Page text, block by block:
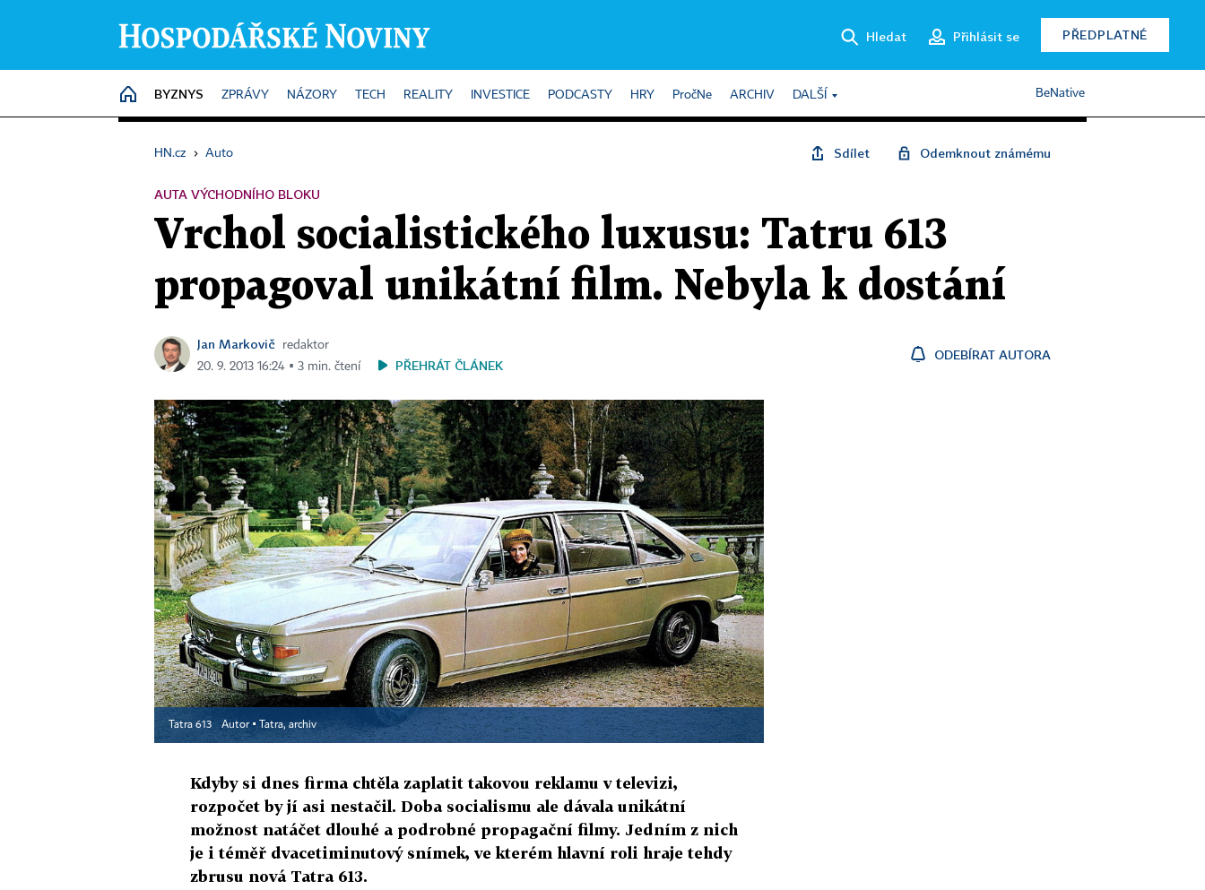
Hledat Přihlásit se PŘEDPLATNÉ
HOME
BYZNYS ZPRÁVY NÁZORY TECH REALITY INVESTICE PODCASTY HRY PročNe ARCHIV DALŠÍ BeNative
HN.cz › Auto Sdílet Odemknout známému
AUTA VÝCHODNÍHO BLOKU
Vrchol socialistického luxusu: Tatru 613
propagoval unikátní film. Nebyla k dostání
Jan Markovič
redaktor
20. 9. 2013 16:24 ▪ 3 min. čtení
PŘEHRÁT ČLÁNEK
ODEBÍRAT AUTORA
Tatra 613 Autor ▪ Tatra, archiv
Kdyby si dnes firma chtěla zaplatit takovou reklamu v televizi,
rozpočet by jí asi nestačil. Doba socialismu ale dávala unikátní
možnost natáčet dlouhé a podrobné propagační filmy. Jedním z nich
je i téměř dvacetiminutový snímek, ve kterém hlavní roli hraje tehdy
zbrusu nová Tatra 613.